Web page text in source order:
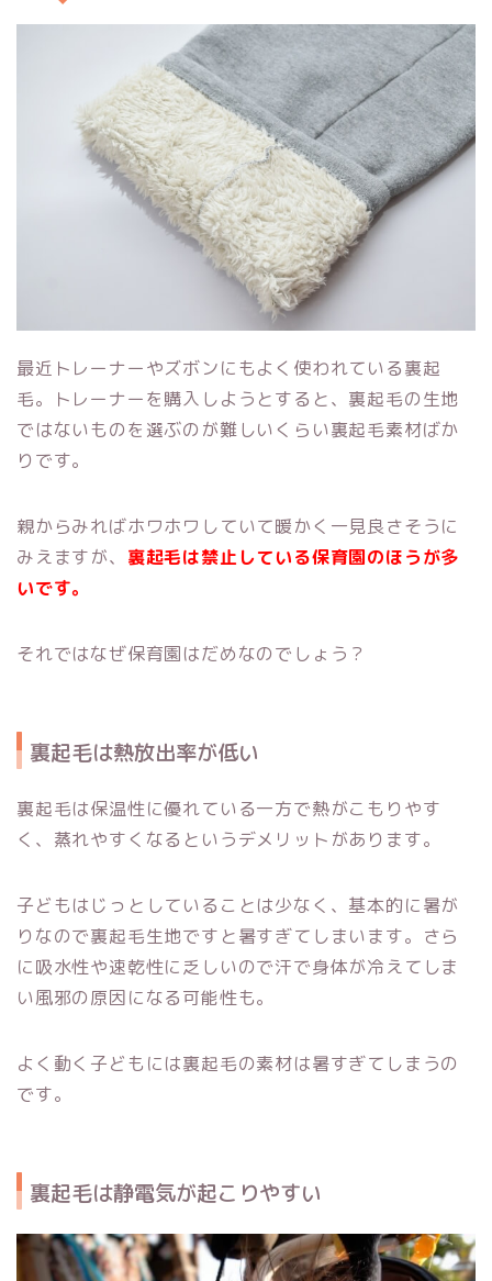
最近トレーナーやズボンにもよく使われている裏起
毛。トレーナーを購入しようとすると、裏起毛の生地
ではないものを選ぶのが難しいくらい裏起毛素材ばか
りです。
親からみればホワホワしていて暖かく一見良さそうに
みえますが、 裏起毛は禁止している保育園のほうが多
いです。
それではなぜ保育園はだめなのでしょう？
裏起毛は熱放出率が低い
裏起毛は保温性に優れている一方で熱がこもりやす
く、蒸れやすくなるというデメリットがあります。
子どもはじっとしていることは少なく、基本的に暑が
りなので裏起毛生地ですと暑すぎてしまいます。さら
に吸水性や速乾性に乏しいので汗で身体が冷えてしま
い風邪の原因になる可能性も。
よく動く子どもには裏起毛の素材は暑すぎてしまうの
です。
裏起毛は静電気が起こりやすい